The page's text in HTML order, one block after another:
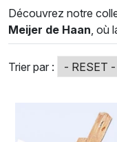
Découvrez notre
Meijer de Haan , où
marie avec
œuvre est
de couleur et une
de captiver votre
paysages poétiques
dévoilant un savoir-
Trier par :